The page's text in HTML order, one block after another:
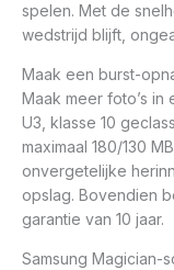
spelen. Met de
wedstrijd blijft,
Maak een burst-
Maak meer foto’s
U3, klasse 10
maximaal 180/130
onvergetelijke
opslag. Bovendien
garantie van 10 jaar.
Samsung Magician-